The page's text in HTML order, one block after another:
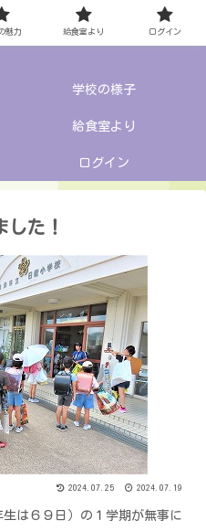
学校の様子
給食室より
ログイン
した！
2024.07.25 2024.07.19
は６９日）の１学期が無事に
魅力 給食室より ログイン